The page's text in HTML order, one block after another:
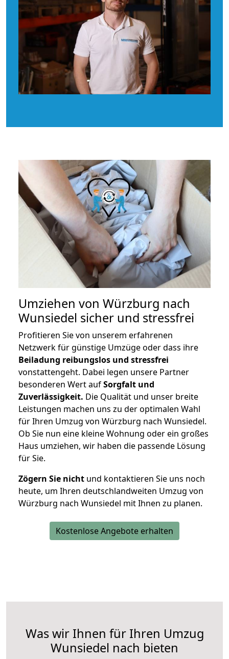
Umziehen von Würzburg nach
Wunsiedel sicher und stressfrei
Profitieren Sie von unserem erfahrenen
Netzwerk für günstige Umzüge oder dass ihre
Beiladung reibungslos und stressfrei
vonstattengeht. Dabei legen unsere Partner
besonderen Wert aufSorgfalt und
Zuverlässigkeit. Die Qualität und unser breite
Leistungen machen uns zu der optimalen Wahl
für Ihren Umzug von Würzburg nach Wunsiedel.
Ob Sie nun eine kleine Wohnung oder ein großes
Haus umziehen, wir haben die passende Lösung
für Sie.
Zögern Sie nicht und kontaktieren Sie uns noch
heute, um Ihren deutschlandweiten Umzug von
Würzburg nach Wunsiedel mit Ihnen zu planen.
Kostenlose Angebote erhalten
Was wir Ihnen für Ihren Umzug
Wunsiedel nach bieten